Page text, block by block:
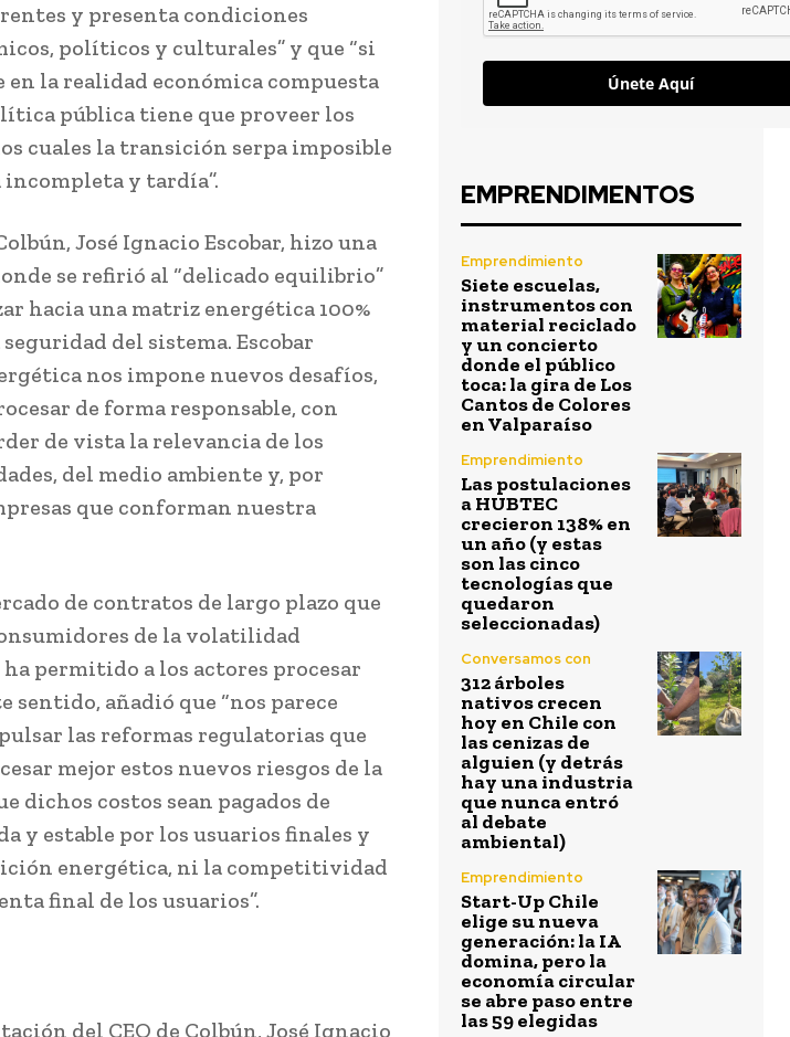
y presenta condiciones
políticos y culturales” y que “si
en la realidad económica compuesta
pública tiene que proveer los
cuales la transición serpa imposible
incompleta y tardía”.
José Ignacio Escobar, hizo una
se refirió al “delicado equilibrio”
hacia una matriz energética 100%
del sistema. Escobar
nos impone nuevos desafíos,
de forma responsable, con
de vista la relevancia de los
del medio ambiente y, por
que conforman nuestra
de contratos de largo plazo que
de la volatilidad
permitido a los actores procesar
sentido, añadió que “nos parece
las reformas regulatorias que
mejor estos nuevos riesgos de la
dichos costos sean pagados de
y estable por los usuarios finales y
energética, ni la competitividad
final de los usuarios”.
del CEO de Colbún, José Ignacio
Únete Aquí
EMPRENDIMENTOS
Emprendimiento
Siete escuelas,
instrumentos con
material reciclado
y un concierto
donde el público
toca: la gira de Los
Cantos de Colores
en Valparaíso
Emprendimiento
Las postulaciones
a HUBTEC
crecieron 138% en
un año (y estas
son las cinco
tecnologías que
quedaron
seleccionadas)
Conversamos con
312 árboles
nativos crecen
hoy en Chile con
las cenizas de
alguien (y detrás
hay una industria
que nunca entró
al debate
ambiental)
Emprendimiento
Start-Up Chile
elige su nueva
generación: la IA
domina, pero la
economía circular
se abre paso entre
las 59 elegidas